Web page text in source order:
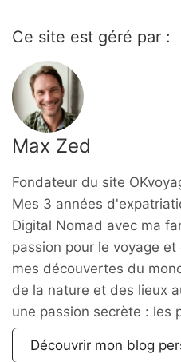
Ce site est géré par :
Max Zed
Fondateur du site
Mes 3 années
Digital Nomad avec ma
passion pour le voyage
mes découvertes du
de la nature et des lieux
une passion secrète : les
Découvrir mon blog